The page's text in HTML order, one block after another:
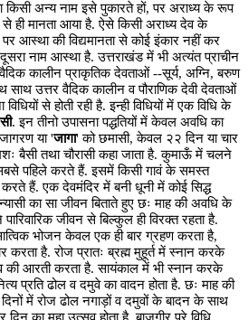
किसी अन्य नाम इसे पुकारते हों, पर अराध्य के रूप
ही मानता आया है. ऐसे किसी अराध्य देव के
पर आस्था की विद्यमानता से कोई इंकार नहीं कर
नाम आस्था है. उत्तराखंड में भी अत्यंत प्राचीन
कालीन प्राकृतिक देवताओं --सूर्य, अग्नि, बरुण
साथ उत्तर वैदिक कालीन व पौराणिक देवी देवताओं
से होती रही है. इन्ही विधियों में एक विधि के
. इन तीनो उपासना पद्धतियों में केवल अवधि का
या 'जागा' को छमासी, केवल २२ दिन या चार
बैसी तथा चौरासी कहा जाता है. कुमाऊँ में चलने
पहिले करते हैं. इसमें किसी गावं के समस्त
हैं. एक देवमंदिर में बनी धूनी में कोई सिद्ध
का सा जीवन बिताते हुए छः माह की अवधि के
जीवन से बिल्कुल ही विरक्त रहता है.
भोजन केवल एक ही बार ग्रहण करता है,
करता है. रोज प्रातः ब्रह्म मुहूर्त में स्नान करके
की आरती करता है. सायंकाल में भी स्नान करके
प्रति ढोल व दमुवे का वादन होता है. छः माह की
में रोज ढोल नगाड़ों व दमुवों के बादन के साथ